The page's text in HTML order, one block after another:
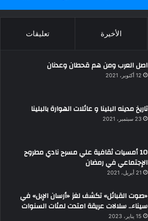
الأخيرة تعليقات
اصل العرب ومن هم قحطان وعدنان
12 أكتوبر، 2021
تاريخ مدينه البلينا و عائلات الهوارة بالبلينا
23 سبتمبر، 2021
10 أمسيات ثقافية علي مسرح نادي مطروح
الإجتماعي في رمضان
21 أبريل، 2021
«صوت القبائل» تكشف لغز «أرسان الإبل» في
سيناء.. سلالات عريقة امتدت لمئات السنوات
15 يناير، 2023